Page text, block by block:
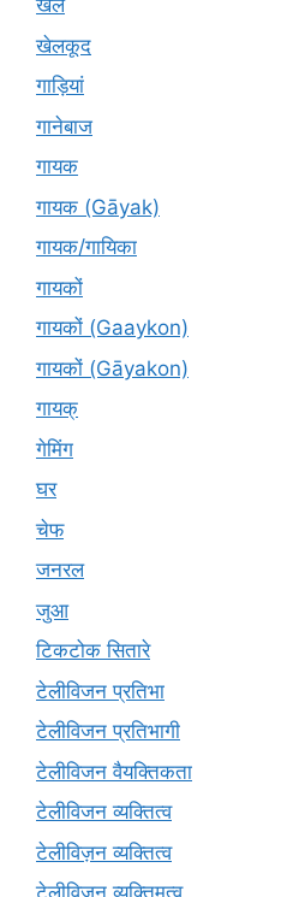
खेल
खेलकूद
गाड़ियां
गानेबाज
गायक
गायक (Gāyak)
गायक/गायिका
गायकों
गायकों (Gaaykon)
गायकों (Gāyakon)
गायक्
गेमिंग
घर
चेफ
जनरल
जुआ
टिकटोक सितारे
टेलीविजन प्रतिभा
टेलीविजन प्रतिभागी
टेलीविजन वैयक्तिकता
टेलीविजन व्यक्तित्व
टेलीविज़न व्यक्तित्व